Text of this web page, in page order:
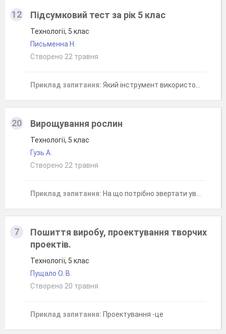
12 Підсумковий тест за рік 5 клас
Технології, 5 клас
Письменна Н.
Створено 22 травня
Приклад запитання: Який інструмент використовують для вимірювання довжини?
20 Вирощування рослин
Технології, 5 клас
Гузь А.
Створено 22 травня
Приклад запитання: На що потрібно звертати увагу під час вибору насіння?
7
Пошиття виробу, проектування творчих
проектів.
Технології, 5 клас
Пущало О. В.
Створено 20 травня
Приклад запитання: Проектування -це